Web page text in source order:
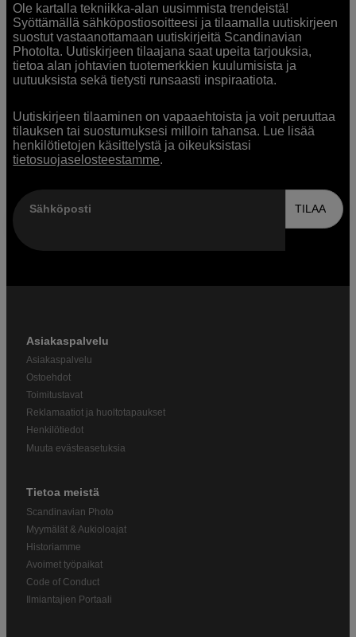
Ole kartalla tekniikka-alan uusimmista trendeistä!
Syöttämällä sähköpostiosoitteesi ja tilaamalla uutiskirjeen
suostut vastaanottamaan uutiskirjeitä Scandinavian
Photolta. Uutiskirjeen tilaajana saat upeita tarjouksia,
tietoa alan johtavien tuotemerkkien kuulumisista ja
uutuuksista sekä tietysti runsaasti inspiraatiota.
Uutiskirjeen tilaaminen on vapaaehtoista ja voit peruuttaa
tilauksen tai suostumuksesi milloin tahansa. Lue lisää
henkilötietojen käsittelystä ja oikeuksistasi
tietosuojaselosteestamme.
Sähköposti TILAA
Asiakaspalvelu
Asiakaspalvelu
Ostoehdot
Toimitustavat
Reklamaatiot ja huoltotapaukset
Henkilötiedot
Muuta evästeasetuksia
Tietoa meistä
Scandinavian Photo
Myymälät & Aukioloajat
Historiamme
Avoimet työpaikat
Code of Conduct
Ilmiantajien Portaali